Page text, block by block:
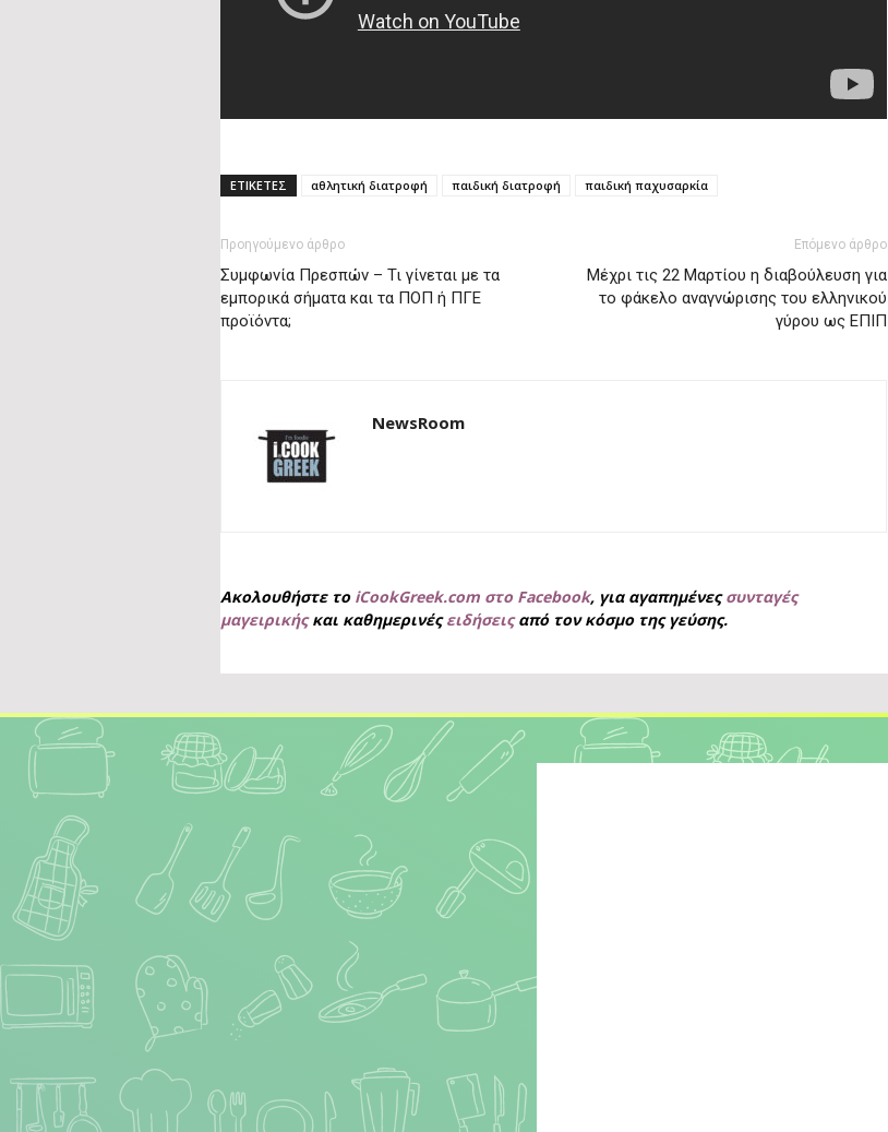
ΕΤΙΚΕΤΕΣ αθλητική διατροφή παιδική διατροφή παιδική παχυσαρκία
Προηγούμενο άρθρο
Συμφωνία Πρεσπών – Τι γίνεται με τα
εμπορικά σήματα και τα ΠΟΠ ή ΠΓΕ
προϊόντα;
Επόμενο άρθρο
Μέχρι τις 22 Μαρτίου η διαβούλευση για
το φάκελο αναγνώρισης του ελληνικού
γύρου ως ΕΠΙΠ
NewsRoom
Ακολουθήστε το iCookGreek.com στο Facebook, για αγαπημένεςσυνταγές
μαγειρικήςκαι καθημερινέςειδήσειςαπό τον κόσμο της γεύσης.